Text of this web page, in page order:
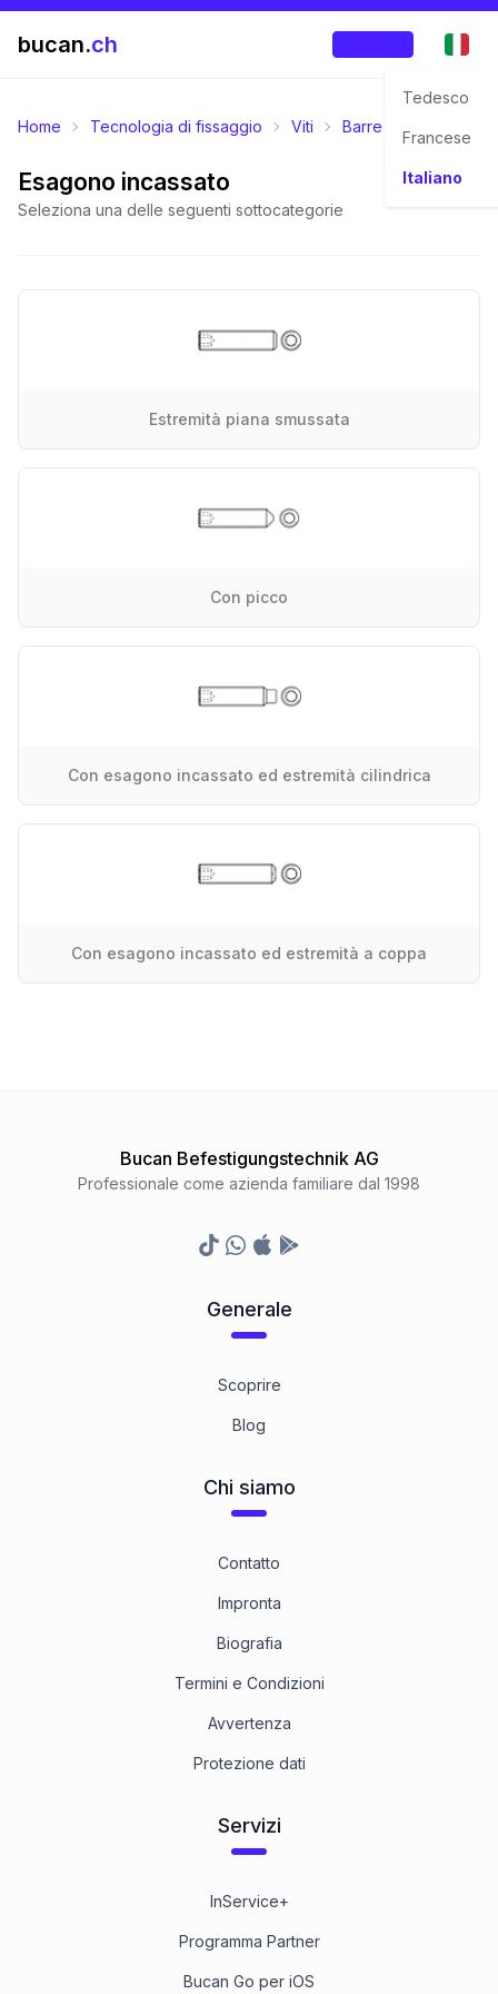
bucan.ch
Tedesco
Francese
Italiano
Home Tecnologia di fissaggio Viti Barre filettate
Esagono incassato
Seleziona una delle seguenti sottocategorie
Estremità piana smussata
Con picco
Con esagono incassato ed estremità cilindrica
Con esagono incassato ed estremità a coppa
Bucan Befestigungstechnik AG
Professionale come azienda familiare dal 1998
TikTokWhatsapp
Appstore
Google Play Store
Generale
Scoprire
Blog
Chi siamo
Contatto
Impronta
Biografia
Termini e Condizioni
Avvertenza
Protezione dati
Servizi
InService+
Programma Partner
Bucan Go per iOS